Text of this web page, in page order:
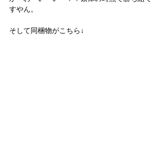
すやん。
そして同梱物がこちら↓